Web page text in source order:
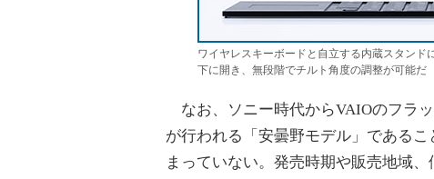
ワイヤレスキーボードと自立する内蔵スタンド
下に開き、無段階でチルト角度の調整が可能だ
なお、ソニー時代からVAIOのフラ
が行われる「安曇野モデル」である
まっていない。発売時期や販売地域